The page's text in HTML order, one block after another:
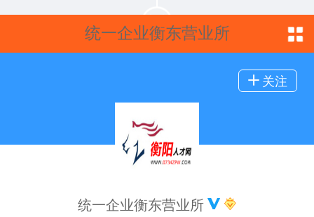
统一企业衡东营业所
关注
统一企业衡东营业所